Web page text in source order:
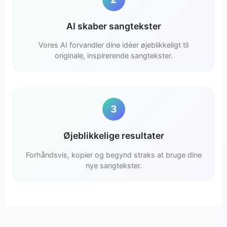
AI skaber sangtekster
Vores AI forvandler dine idéer øjeblikkeligt til
originale, inspirerende sangtekster.
3
Øjeblikkelige resultater
Forhåndsvis, kopier og begynd straks at bruge dine
nye sangtekster.